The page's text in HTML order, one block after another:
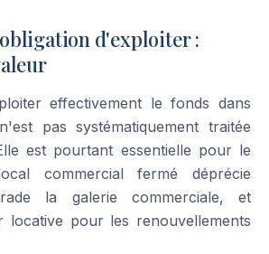
d'exploiter :
effectivement le fonds dans
pas systématiquement traitée
est pourtant essentielle pour le
commercial fermé déprécie
la galerie commerciale, et
locative pour les renouvellements